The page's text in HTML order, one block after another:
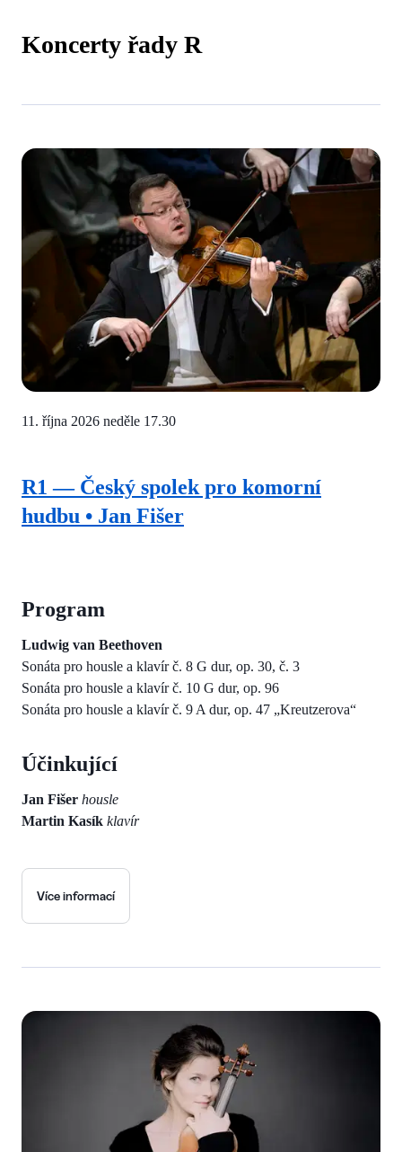
Koncerty řady R
R1 — Český spolek pro komorní
hudbu • Jan Fišer
Program
Ludwig van Beethoven
Sonáta pro housle a klavír č. 8 G dur, op. 30, č. 3
Sonáta pro housle a klavír č. 10 G dur, op. 96
Sonáta pro housle a klavír č. 9 A dur, op. 47 „Kreutzerova“
Účinkující
Jan Fišer housle
Martin Kasík klavír
11. října 2026 neděle 17.30
Více informací